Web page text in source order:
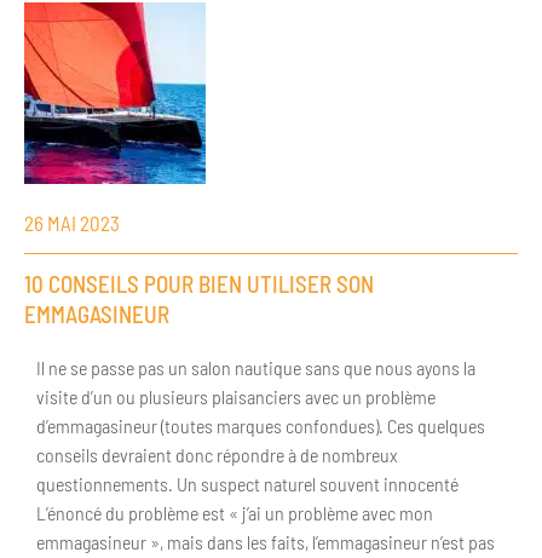
26 MAI 2023
10 CONSEILS POUR BIEN UTILISER SON
EMMAGASINEUR
Il ne se passe pas un salon nautique sans que nous ayons la
visite d’un ou plusieurs plaisanciers avec un problème
d’emmagasineur (toutes marques confondues). Ces quelques
conseils devraient donc répondre à de nombreux
questionnements. Un suspect naturel souvent innocenté
L’énoncé du problème est « j’ai un problème avec mon
emmagasineur », mais dans les faits, l’emmagasineur n’est pas